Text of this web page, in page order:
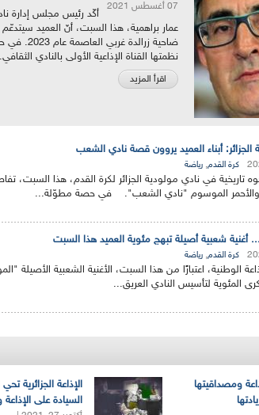
07 أغسطس 2021
أكّد رئيس مجلس إدارة
عمار براهمية، هذا السبت، أنّ العميد
ضاحية زرالدة
نظمتها القناة الإذاعية الأولى بالنادي
اقرأ المزيد
الجزائر: أبناء العميد يروون قصة نادي الشعب
كرة القدم, رياضة
في نادي مولودية الجزائر لكرة القدم، هذا السبت،
والأحمر الموسوم "نادي الشعب". في حصة مطوّلة...
أغنية شعبية أصيلة تبهج مئوية العميد هذا السبت
كرة القدم, رياضة
الوطنية، اعتبارًا من هذا السبت، الأغنية الشعبية الأصيلة
المئوية لتأسيس النادي العريق...
السيادة على الإذاعة
ومصداقيتها